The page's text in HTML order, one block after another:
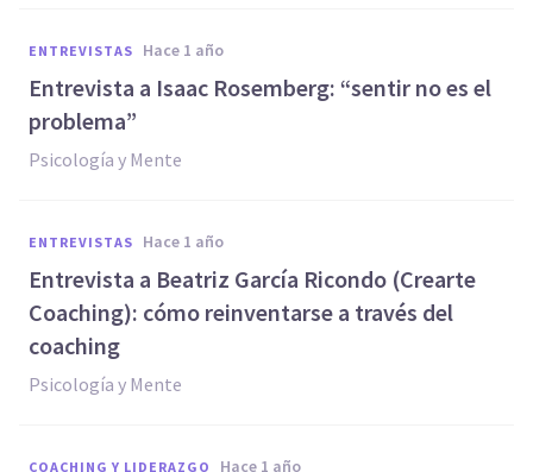
ENTREVISTAS hace 1 año
Entrevista a Isaac Rosemberg: “sentir no es el
problema”
Psicología y Mente
ENTREVISTAS hace 1 año
Entrevista a Beatriz García Ricondo (Crearte
Coaching): cómo reinventarse a través del
coaching
Psicología y Mente
COACHING Y LIDERAZGO hace 1 año